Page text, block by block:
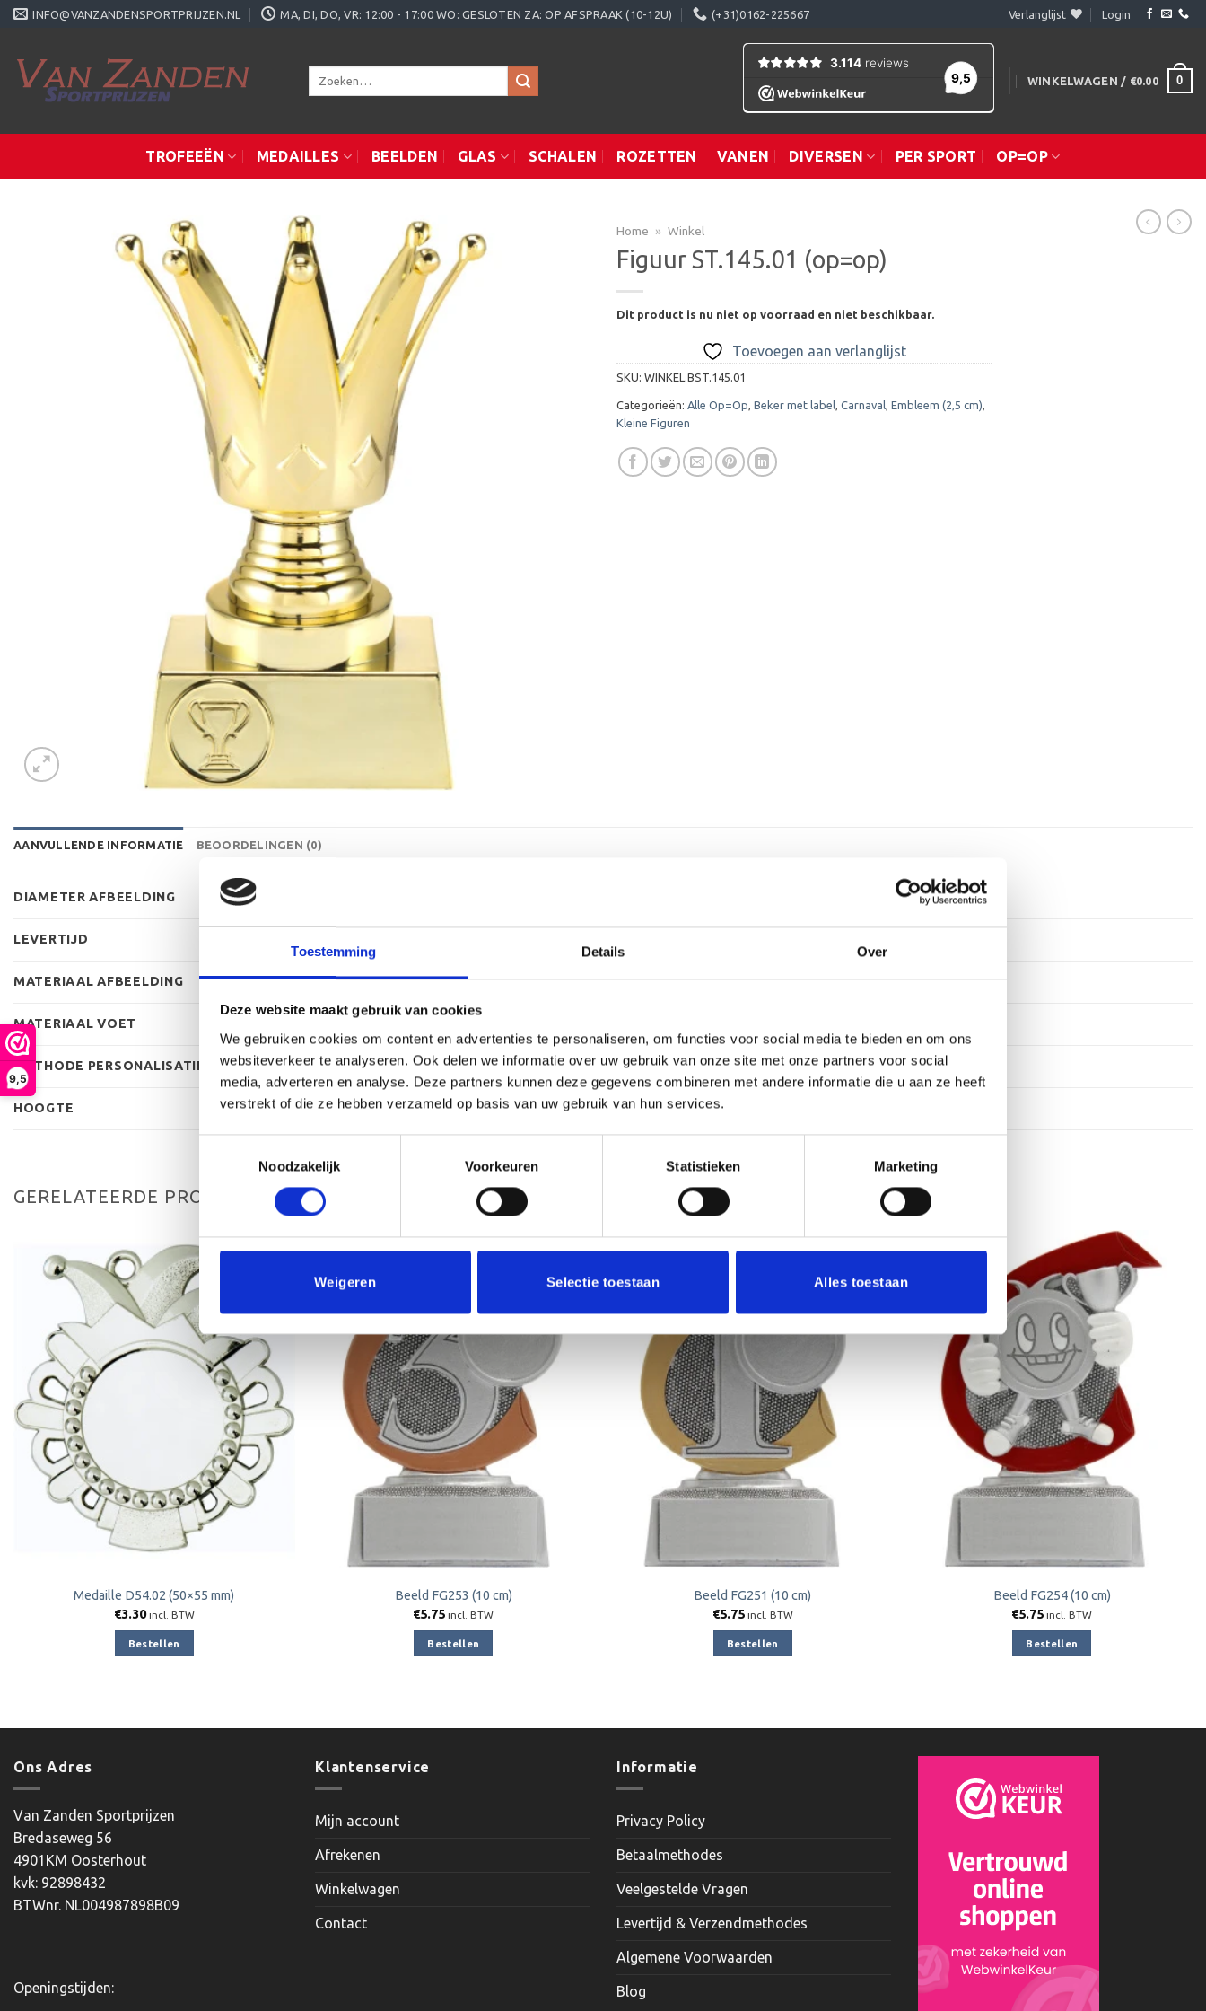
Toestemming Details Over
Deze website maakt gebruik van cookies
We gebruiken cookies om content en advertenties te personaliseren, om functies voor social media te bieden en om ons
websiteverkeer te analyseren. Ook delen we informatie over uw gebruik van onze site met onze partners voor social
media, adverteren en analyse. Deze partners kunnen deze gegevens combineren met andere informatie die u aan ze heeft
verstrekt of die ze hebben verzameld op basis van uw gebruik van hun services.
Noodzakelijk
Voorkeuren Statistieken Marketing
Weigeren Selectie toestaan Alles toestaan
9,5
Ga
INFO@VANZANDENSPORTPRIJZEN.NL MA, DI, DO, VR: 12:00 - 17:00 WO: GESLOTEN ZA: OP AFSPRAAK (10-12U) (+31)0162-225667 Verlanglijst Login
Zoeken
WINKELWAGEN / €0.00 0
TROFEEËN MEDAILLES BEELDEN GLAS SCHALEN ROZETTEN VANEN DIVERSEN PER SPORT OP=OP
Home » Winkel
Figuur ST.145.01 (op=op)
Dit product is nu niet op voorraad en niet beschikbaar.
Toevoegen aan verlanglijst
SKU: WINKEL.BST.145.01
Categorieën: Alle Op=Op Beker met label Carnaval Embleem (2,5 cm)
Kleine Figuren
AANVULLENDE INFORMATIE BEOORDELINGEN (0)
DIAMETER AFBEELDING
LEVERTIJD
MATERIAAL AFBEELDING Aluminium
MATERIAAL VOET
METHODE PERSONALISATIE Labelen
HOOGTE
GERELATEERDE PRODUCTEN
verlanglijst
Medaille D54.02 (50×55 mm)
€3.30 incl. BTW
Bestellen
verlanglijst
Beeld FG253 (10 cm)
€5.75 incl. BTW
Bestellen
verlanglijst
Beeld FG251 (10 cm)
€5.75 incl. BTW
Bestellen
Beeld FG254 (10 cm)
€5.75 incl. BTW
Bestellen
Ons Adres
Van Zanden Sportprijzen
Bredaseweg 56
4901KM Oosterhout
kvk: 92898432
BTWnr. NL004987898B09
Openingstijden:
Klantenservice
Mijn account
Afrekenen
Winkelwagen
Contact
Informatie
Privacy Policy
Betaalmethodes
Veelgestelde Vragen
Levertijd & Verzendmethodes
Algemene Voorwaarden
Blog